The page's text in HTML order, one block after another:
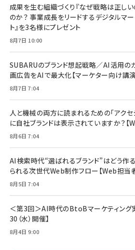
￥1,100
anan(アンアン)2026/
￥880
ママ投資家が育休中に１
組織の成果を最大化する
￥1,980
Amazonランキングを
すい ガイド枠付き い
2枚セット DSP25F1698
￥1,599
￥6,980
全ワイヤレスイヤホン/ア
技術基準適合】ブラック
￥5,990
ケーブル Anker絡まない
ド付き USB PD対応 シ
17 / 16 / 15 / Galaxy
Pro/Air 各種対応 (1.8m ミ
￥1,890
￥5,000
Anker PowerLine III
Pro/Air 各種対応 (1.8m
￥1,890
サッポロ 生ビール 黒ラ
ル ケース買い【6/30応募
￥4,857
成果を生む組織づくり『なぜ戦略は正し
のか？ 事業成長をリードするデジタルマー
ト』を3名様にプレゼント
8月7日 10:00
SUBARUのブランド想起戦略／AI活用のカ
画広告をAIで最大化【マーケター向け講演
8月7日 7:04
人と機械の両方に読まれるための「アクセ
に自社ブランドは表示されていますか？【
8月6日 7:04
AI検索時代“選ばれるブランド”はどう作
られる次世代Web制作フロー【Web担当
8月5日 7:04
＜第3回＞AI時代のBtoBマーケティング実
30（水）開催】
8月4日 9:00